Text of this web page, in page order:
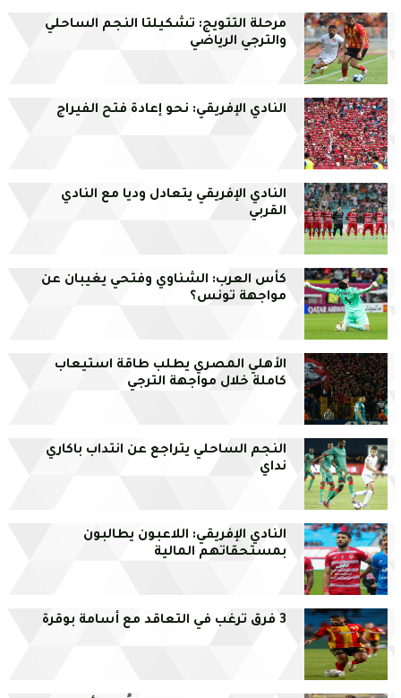
مرحلة التتويج: تشكيلتا النجم الساحلي
والترجي الرياضي
النادي الإفريقي: نحو إعادة فتح الفيراج
النادي الإفريقي يتعادل وديا مع النادي
القربي
كأس العرب: الشناوي وفتحي يغيبان عن
مواجهة تونس؟
الأهلي المصري يطلب طاقة استيعاب
كاملة خلال مواجهة الترجي
النجم الساحلي يتراجع عن انتداب باكاري
نداي
النادي الإفريقي: اللاعبون يطالبون
بمستحقاتهم المالية
3 فرق ترغب في التعاقد مع أسامة بوقرة